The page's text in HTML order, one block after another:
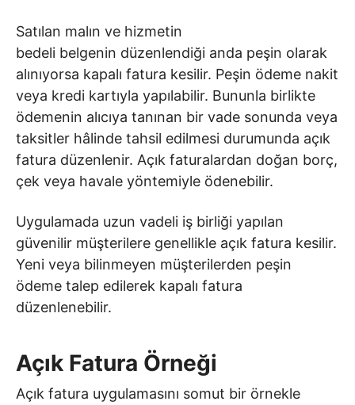
Satılan malın ve hizmetin
bedeli belgenin düzenlendiği anda peşin olarak
alınıyorsa kapalı fatura kesilir. Peşin ödeme nakit
veya kredi kartıyla yapılabilir. Bununla birlikte
ödemenin alıcıya tanınan bir vade sonunda veya
taksitler hâlinde tahsil edilmesi durumunda açık
fatura düzenlenir. Açık faturalardan doğan borç,
çek veya havale yöntemiyle ödenebilir.
Uygulamada uzun vadeli iş birliği yapılan
güvenilir müşterilere genellikle açık fatura kesilir.
Yeni veya bilinmeyen müşterilerden peşin
ödeme talep edilerek kapalı fatura
düzenlenebilir.
Açık Fatura Örneği
Açık fatura uygulamasını somut bir örnekle